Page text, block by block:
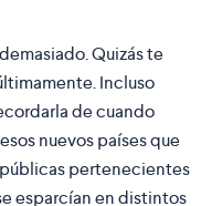
Quizás te
Incluso
de cuando
nuevos países que
pertenecientes
esparcían en distintos